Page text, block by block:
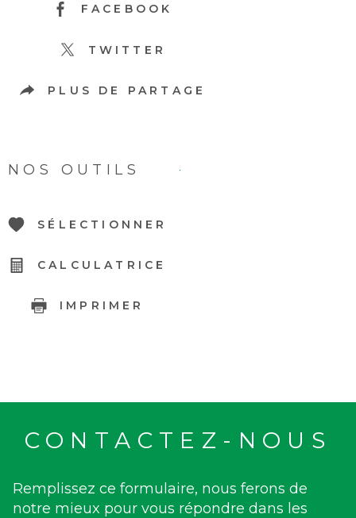
FACEBOOK
TWITTER
PLUS DE PARTAGE
NOS OUTILS
SÉLECTIONNER
CALCULATRICE
IMPRIMER
CONTACTEZ-NOUS
Remplissez ce formulaire, nous ferons de
notre mieux pour vous répondre dans les